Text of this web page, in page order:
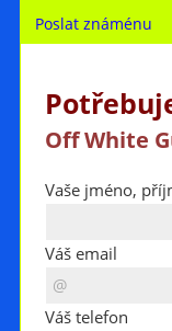
Poslat známénu
Off White
Vaše jméno,
Váš email
Váš telefon